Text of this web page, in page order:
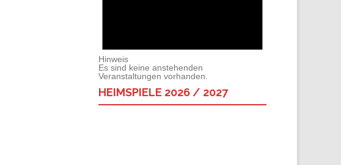
Hinweis
Es sind keine anstehenden
Veranstaltungen vorhanden.
HEIMSPIELE 2026 / 2027